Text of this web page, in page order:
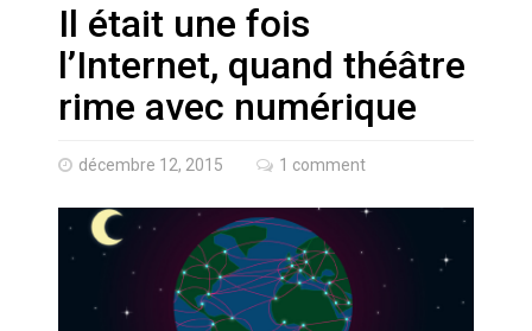
Artemis II : objectif nul
Quand Mistral veut moraliser le
Commentaire sur la polémique
des perroquets
Les syndicats, (tout) contre l’IA
Il était une fois
l’Internet, quand théâtre
rime avec numérique
décembre 12, 2015 1 comment